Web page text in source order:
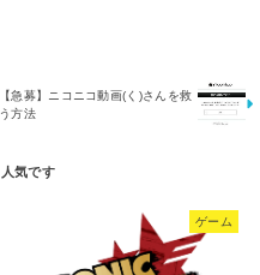
【急募】ニコニコ動画(く)さんを救
う方法
ゲーム